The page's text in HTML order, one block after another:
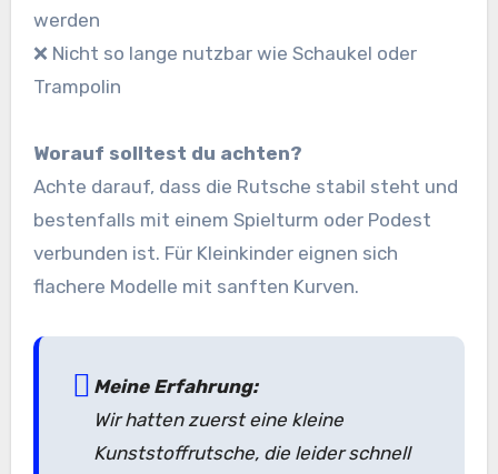
werden
❌ Nicht so lange nutzbar wie Schaukel oder
Trampolin
Worauf solltest du achten?
Achte darauf, dass die Rutsche stabil steht und
bestenfalls mit einem Spielturm oder Podest
verbunden ist. Für Kleinkinder eignen sich
flachere Modelle mit sanften Kurven.
Meine Erfahrung:
Wir hatten zuerst eine kleine
Kunststoffrutsche, die leider schnell